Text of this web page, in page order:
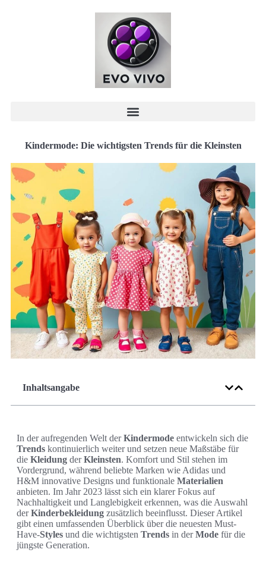
Kindermode: Die wichtigsten Trends für die Kleinsten
Inhaltsangabe
In der aufregenden Welt derKindermode entwickeln sich die
Trends kontinuierlich weiter und setzen neue Maßstäbe für
die Kleidung derKleinsten. Komfort und Stil stehen im
Vordergrund, während beliebte Marken wie Adidas und
H&M innovative Designs und funktionale Materialien
anbieten. Im Jahr 2023 lässt sich ein klarer Fokus auf
Nachhaltigkeit und Langlebigkeit erkennen, was die Auswahl
derKinderbekleidung zusätzlich beeinflusst. Dieser Artikel
gibt einen umfassenden Überblick über die neuesten Must-
Have-Styles und die wichtigsten Trends in derMode für die
jüngste Generation.